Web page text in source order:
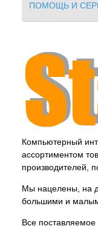
ПОМОЩЬ И
Компьютерный
ассортиментом
производителей,
Мы нацелены, на
большими и
Все поставляемое